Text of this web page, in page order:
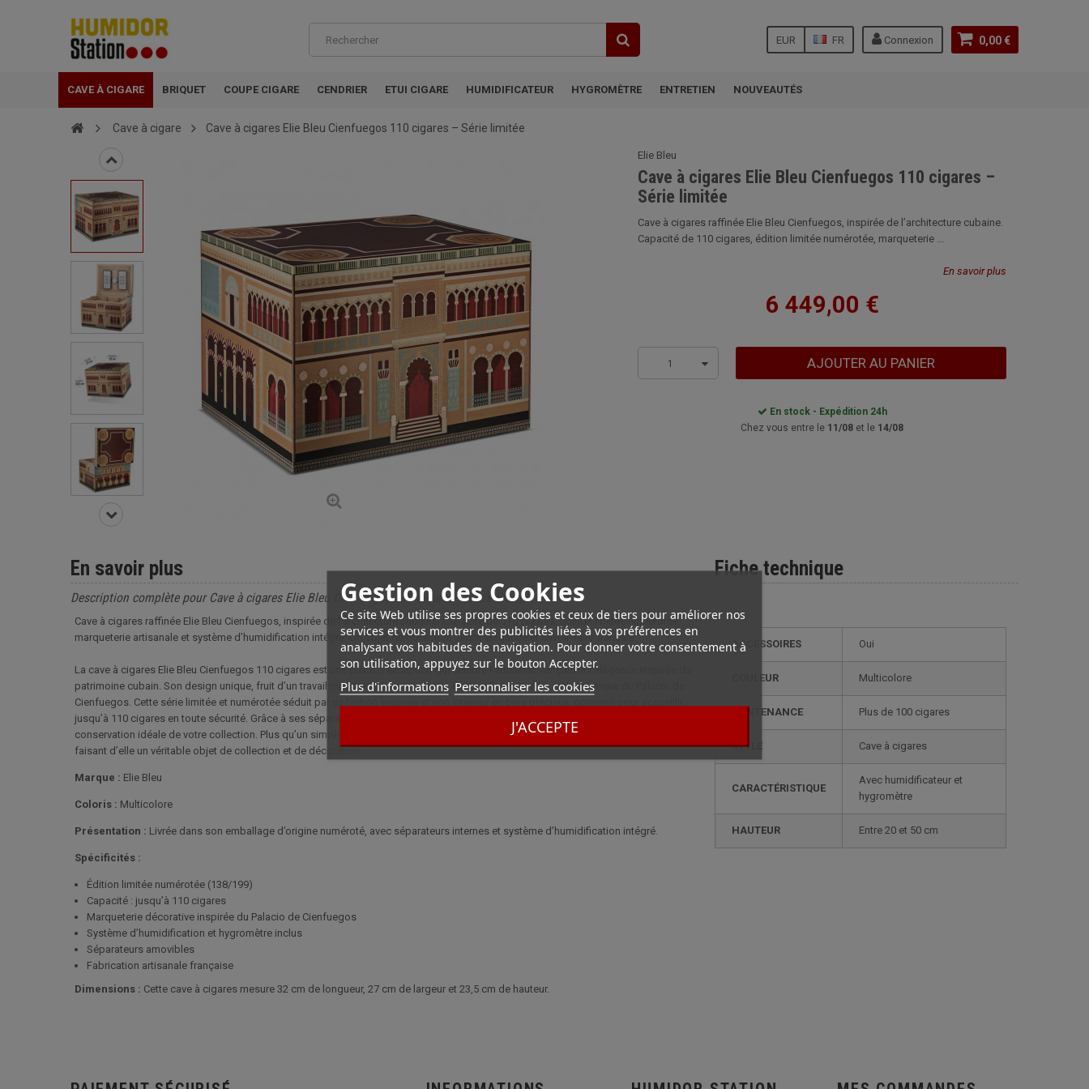
0,00 €
Connexion
FR
EUR
CAVE À CIGARE BRIQUET COUPE CIGARE CENDRIER ETUI CIGARE HUMIDIFICATEUR HYGROMÈTRE ENTRETIEN NOUVEAUTÉS
Gestion des Cookies
Ce site Web utilise ses propres cookies et ceux de tiers pour améliorer nos
services et vous montrer des publicités liées à vos préférences en
analysant vos habitudes de navigation. Pour donner votre consentement à
son utilisation, appuyez sur le bouton Accepter.
Plus d'informations Personnaliser les cookies
J'ACCEPTE
Cave à cigare Cave à cigares Elie Bleu Cienfuegos 110 cigares – Série limitée
Elie Bleu
Cave à cigares Elie Bleu Cienfuegos 110 cigares –
Série limitée
Cave à cigares raffinée Elie Bleu Cienfuegos, inspirée de l’architecture cubaine.
Capacité de 110 cigares, édition limitée numérotée, marqueterie ...
En savoir plus
6 449,00 €
1 AJOUTER AU PANIER
En stock - Expédition 24h
Chez vous entre le 11/08 et le 14/08
Fiche technique
ACCESSOIRES Oui
COULEUR Multicolore
CONTENANCE plus de 100 cigares
STYLE cave à cigares
CARACTÉRISTIQUE
avec humidificateur et
hygromètre
HAUTEUR entre 20 et 50 cm
En savoir plus
Description complète pour Cave à cigares Elie Bleu Cienfuegos 110 cigares – Série limitée
Cave à cigares raffinée Elie Bleu Cienfuegos, inspirée de l’architecture cubaine. Capacité de 110 cigares, édition limitée numérotée,
marqueterie artisanale et système d’humidification intégré. Un objet de collection alliant élégance et savoir-faire français.
La cave à cigares Elie Bleu Cienfuegos 110 cigares est une pièce d’exception qui célèbre l’artisanat français et l’élégance inspirée du
patrimoine cubain. Son design unique, fruit d’un travail minutieux de marqueterie, évoque l’architecture emblématique du Palacio de
Cienfuegos. Cette série limitée et numérotée séduit par sa finition soignée et son intérieur en bois précieux, optimisé pour accueillir
jusqu’à 110 cigares en toute sécurité. Grâce à ses séparateurs amovibles et à son système d’humidification intégré, elle garantit une
conservation idéale de votre collection. Plus qu’un simple accessoire, cette cave à cigares allie esthétique, fonctionnalité et prestige,
faisant d’elle un véritable objet de collection et de décoration.
Marque : Elie Bleu
Coloris : Multicolore
Présentation : Livrée dans son emballage d’origine numéroté, avec séparateurs internes et système d’humidification intégré.
Spécificités :
Édition limitée numérotée (138/199)
Capacité : jusqu’à 110 cigares
Marqueterie décorative inspirée du Palacio de Cienfuegos
Système d’humidification et hygromètre inclus
Séparateurs amovibles
Fabrication artisanale française
Dimensions : Cette cave à cigares mesure 32 cm de longueur, 27 cm de largeur et 23,5 cm de hauteur.